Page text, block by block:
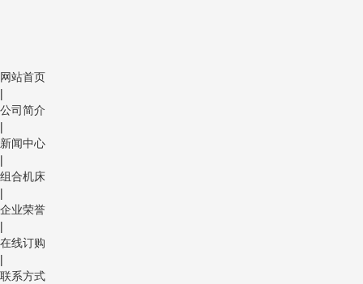
网站首页
|
公司简介
|
新闻中心
|
组合机床
|
企业荣誉
|
在线订购
|
联系方式